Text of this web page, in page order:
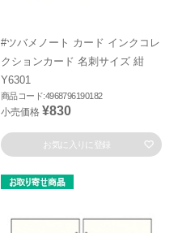
#ツバメノート カード インクコレ
クションカード 名刺サイズ 紺
Y6301
商品コード:4968796190182
小売価格 ¥830
お気に入りに登録